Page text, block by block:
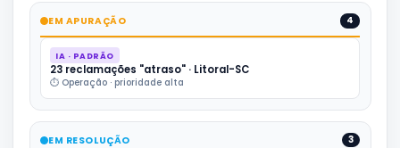
EM APURAÇÃO 4
IA · PADRÃO
23 reclamações "atraso" · Litoral-SC
⏱ Operação · prioridade alta
EM RESOLUÇÃO 3